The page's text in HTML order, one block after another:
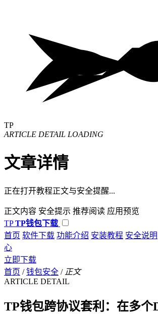
TP
ARTICLE DETAIL LOADING
文章详情
正在打开教程正文与安全提醒...
正文内容 安全提示 推荐阅读 应用预览
TP TP钱包下载
首页 软件下载 功能介绍 安装教程 安全说明
心
立即下载
首页 / 钱包安全 / 正文
ARTICLE DETAIL
TP钱包跨协议套利：在多个